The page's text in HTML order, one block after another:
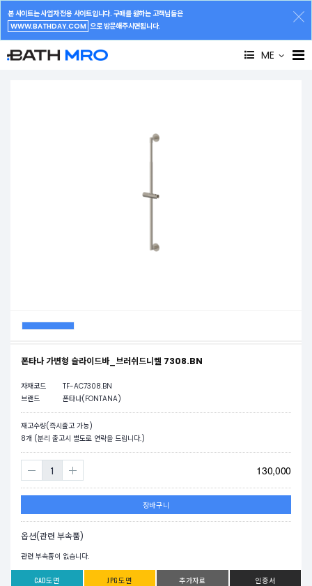
본 사이트는 사업자 전용 사이트입니다. 구매를 원하는 고객님들은
WWW.BATHDAY.COM 으로 방문해주시면됩니다.
ME
폰타나 가변형 슬라이드바_브러쉬드니켈 7308.BN
자재코드
TF-AC7308.BN
브랜드
폰타나(FONTANA)
재고수량(즉시출고 가능)
8개 (분리 출고시 별도로 연락을 드립니다.)
130,000
장바구니
옵션(관련 부속품)
관련 부속품이 없습니다.
CAD도면 JPG도면 추가자료 인증서